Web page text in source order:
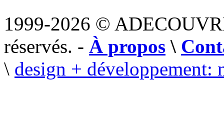
1999-2026 ©
réservés. - À propos \
\ design + développement: